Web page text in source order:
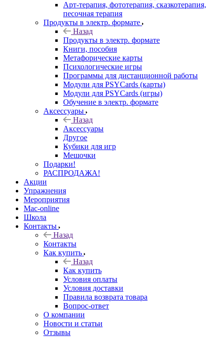
Арт-терапия, фототерапия, сказкотерапия,
песочная терапия
Продукты в электр. формате
Назад
Продукты в электр. формате
Книги, пособия
Метафорические карты
Психологические игры
Программы для дистанционной работы
Модули для PSYCards (карты)
Модули для PSYCards (игры)
Обучение в электр. формате
Аксессуары
Назад
Аксессуары
Другое
Кубики для игр
Мешочки
Подарки!
РАСПРОДАЖА!
Акции
Упражнения
Мероприятия
Mac-online
Школа
Контакты
Назад
Контакты
Как купить
Назад
Как купить
Условия оплаты
Условия доставки
Правила возврата товара
Вопрос-ответ
О компании
Новости и статьи
Отзывы